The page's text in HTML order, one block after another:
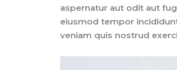
aspernatur aut odit aut
eiusmod tempor
veniam quis nostrud